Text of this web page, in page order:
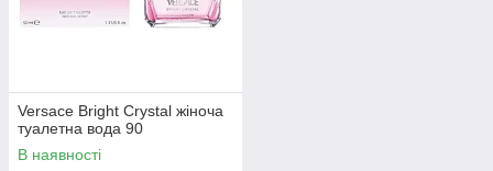
Versace Bright Crystal жіноча
туалетна вода 90
В наявності